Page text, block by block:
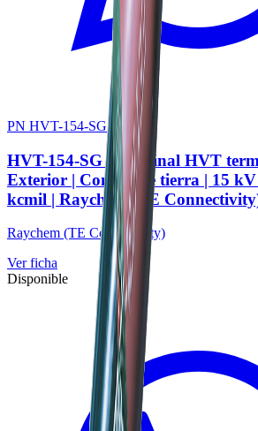
PN HVT-154-SG
HVT-154-SG | Terminal HVT
Exterior | Con kit de tierra | 15 kV
kcmil | Raychem (TE
Raychem (TE Connectivity)
Ver ficha
Disponible